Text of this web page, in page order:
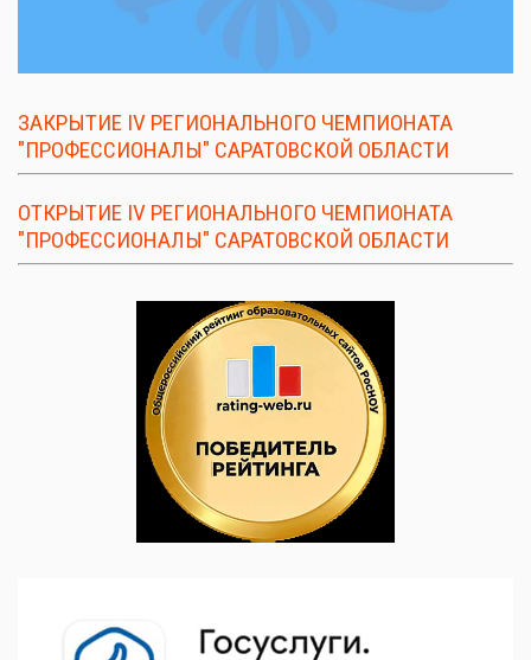
ЗАКРЫТИЕ IV РЕГИОНАЛЬНОГО ЧЕМПИОНАТА
"ПРОФЕССИОНАЛЫ" САРАТОВСКОЙ ОБЛАСТИ
ОТКРЫТИЕ IV РЕГИОНАЛЬНОГО ЧЕМПИОНАТА
"ПРОФЕССИОНАЛЫ" САРАТОВСКОЙ ОБЛАСТИ